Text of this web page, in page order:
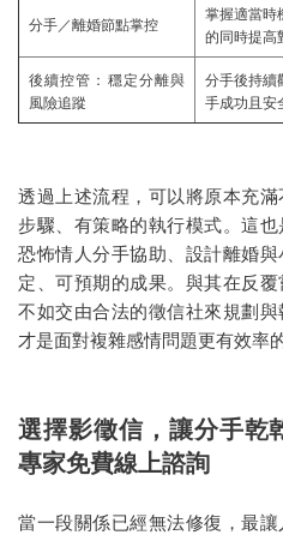
分手／離婚節點掌控
掌握適當時
的同時提高
後續控管：穩定分離與
風險追蹤
分手後持續
手成功且安
透過上述流程，可以將原本充
步驟、有策略的執行模式。這
恐怖情人分手協助、設計離婚
定、可預期的成果。與其在反
不如交由合法的徵信社來規劃
才是面對複雜感情問題更有效率的
選擇影徵信，讓分手乾
專家免費線上諮詢
當一段關係已經無法修復，最